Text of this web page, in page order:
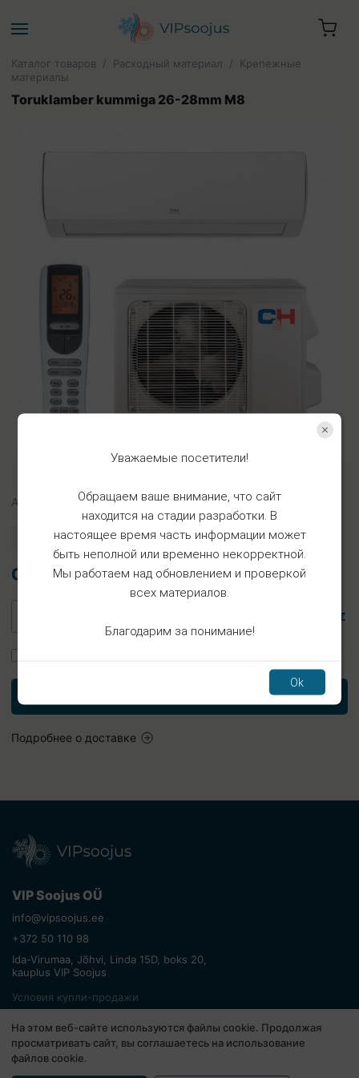
Каталог товаров / Расходный материал /
Крепежные
материалы
Toruklamber kummiga 26-28mm M8
Арт. KL26-28
Есть в наличии
0.81€
0.81 €
Подробнее о доставке
VIP Soojus OÜ
info@vipsoojus.ee
+372 50 110 98
Ida-Virumaa, Jõhvi, Linda 15D, boks 20,
kauplus VIP Soojus
Условия купли-продажи
Политика конфиденциальности
На этом веб-сайте используются файлы cookie. Продолжая
просматривать сайт, вы соглашаетесь на использование
файлов cookie.
Уважаемые посетители!
Обращаем ваше внимание, что сайт
находится на стадии разработки. В
настоящее время часть информации может
быть неполной или временно некорректной.
Мы работаем над обновлением и проверкой
всех материалов.
Благодарим за понимание!
Ok